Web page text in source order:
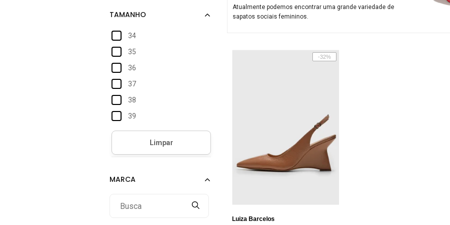
34
35
36
37
38
39
Atualmente podemos encontrar uma grande variedade de
sapatos sociais femininos.
-32%
Luiza Barcelos